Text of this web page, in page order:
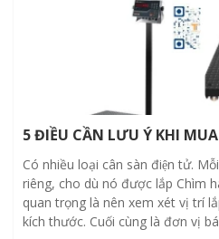
5 ĐIỀU CẦN LƯU Ý KHI
Có nhiều loại cân sàn điện tử.
riêng, cho dù nó được lắp Chìm
quan trọng là nên xem xét vị trí
kích thước. Cuối cùng là đơn vị